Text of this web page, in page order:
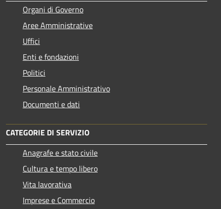
Organi di Governo
Aree Amministrative
Uffici
Enti e fondazioni
Politici
Personale Amministrativo
Documenti e dati
CATEGORIE DI SERVIZIO
Anagrafe e stato civile
Cultura e tempo libero
Vita lavorativa
Imprese e Commercio